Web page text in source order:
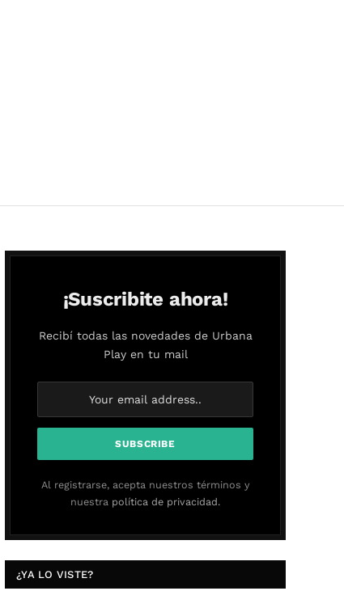
¡Suscribite ahora!
Recibí todas las novedades de Urbana
Play en tu mail
Al registrarse, acepta nuestros términos y
nuestra política de privacidad.
¿YA LO VISTE?